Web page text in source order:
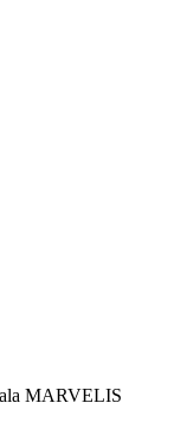
MARVELIS